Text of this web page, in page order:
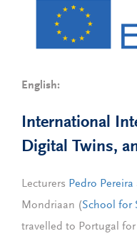
English:
International
Digital Twins,
Lecturers Pedro Pereira
Mondriaan (School for
travelled to Portugal